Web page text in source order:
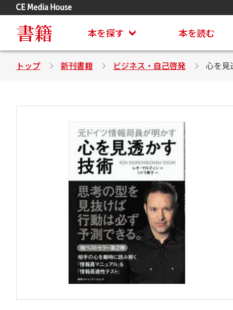
書籍 本を探す 本を読む
トップ 新刊書籍 ビジネス・自己啓発 心を見